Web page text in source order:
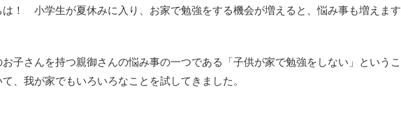
は！ 小学生が夏休みに入り、お家で勉強をする機会が増えると、悩み事も増えます
子さんを持つ親御さんの悩み事の一つである「子供が家で勉強をしない」というこ
て、我が家でもいろいろなことを試してきました。